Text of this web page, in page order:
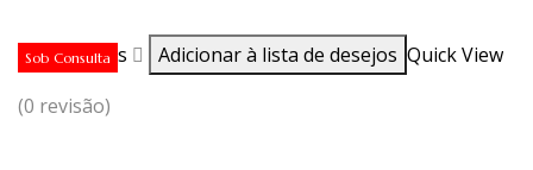
Sob Consulta
Ler mais Adicionar à lista de desejos Quick View
(0 revisão)